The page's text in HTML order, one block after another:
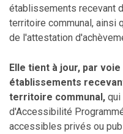
établissements recevant
territoire communal, ainsi
de l'attestation
Elle tient à jour, par
établissements
territoire communal, qui
d'Accessibilité
accessibles privés ou